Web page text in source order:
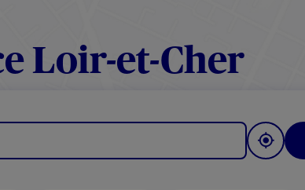
Loir-et-Cher